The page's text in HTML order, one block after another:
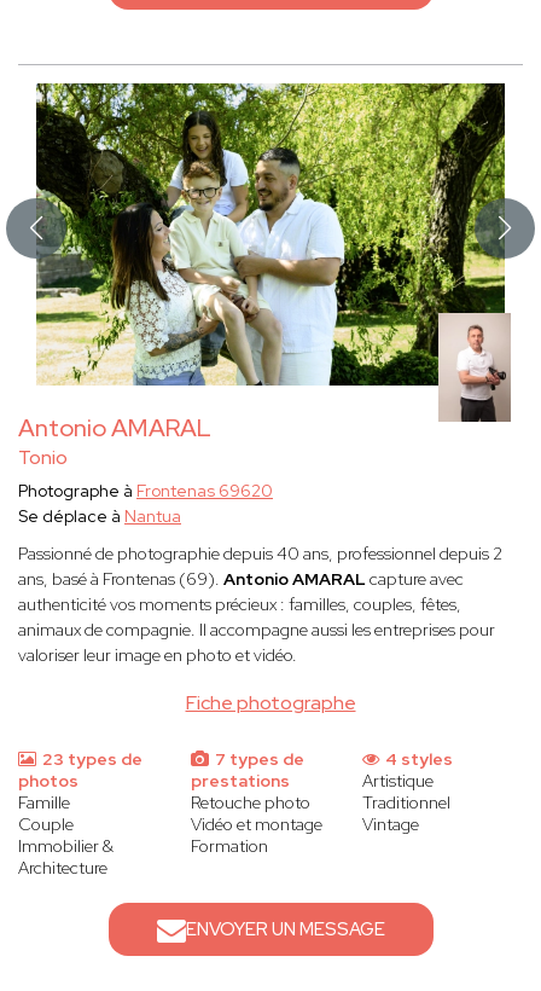
Antonio AMARAL
Tonio
Fiche photographe
Photographe à Frontenas 69620
Se déplace à Nantua
Passionné de photographie depuis 40 ans, professionnel depuis 2
ans, basé à Frontenas (69). Antonio AMARALcapture avec
authenticité vos moments précieux : familles, couples, fêtes,
animaux de compagnie. Il accompagne aussi les entreprises pour
valoriser leur image en photo et vidéo.
23 types de
photos
Famille
Couple
Immobilier &
Architecture
7 types de
prestations
Retouche photo
Vidéo et montage
Formation
4 styles
Artistique
Traditionnel
Vintage
ENVOYER UN MESSAGE